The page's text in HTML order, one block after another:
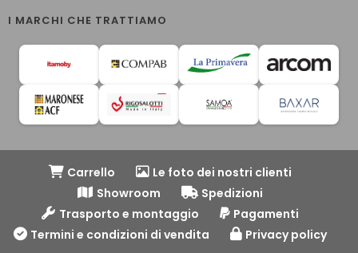
I MARCHI CHE TRATTIAMO
Carrello
Le foto dei nostri clienti
Showroom
Spedizioni
Trasporto e montaggio
Pagamenti
Termini e condizioni di vendita
Privacy policy